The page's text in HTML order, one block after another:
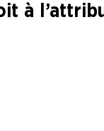
à